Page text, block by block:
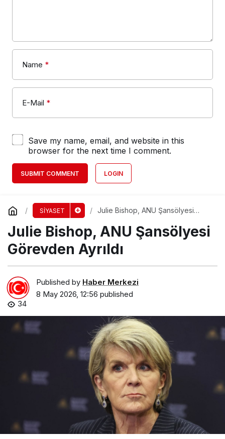
Name *
E-Mail *
Save my name, email, and website in this
browser for the next time I comment.
SUBMIT COMMENT LOGIN
SİYASET
Julie Bishop, ANU Şansölyesi
Julie Bishop, ANU Şansölyesi
Görevden Ayrıldı
Published by Haber Merkezi
8 May 2026, 12:56 published
34